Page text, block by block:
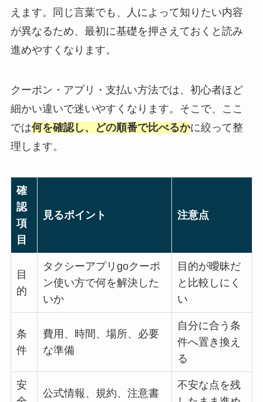
えます。同じ言葉でも、人によって知りたい内容
が異なるため、最初に基礎を押さえておくと読み
進めやすくなります。
クーポン・アプリ・支払い方法では、初心者ほど
細かい違いで迷いやすくなります。そこで、ここ
では何を確認し、どの順番で比べるかに絞って整
理します。
確
認
項
目
見るポイント 注意点
目
的
タクシーアプリgoクーポ
ン使い方で何を解決した
いか
目的が曖昧だ
と比較しにく
い
条
件
費用、時間、場所、必要
な準備
自分に合う条
件へ置き換え
る
安
公式情報、規約、注意書
不安な点を残